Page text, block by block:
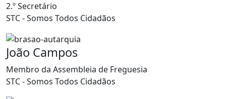
2.º Secretário
STC - Somos Todos Cidadãos
João Campos
Membro da Assembleia de Freguesia
STC - Somos Todos Cidadãos